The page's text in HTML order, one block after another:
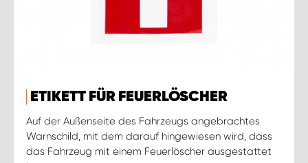
ETIKETT FÜR FEUERLÖSCHER
Auf der Außenseite des Fahrzeugs angebrachtes
Warnschild, mit dem darauf hingewiesen wird, dass
das Fahrzeug mit einem Feuerlöscher ausgestattet